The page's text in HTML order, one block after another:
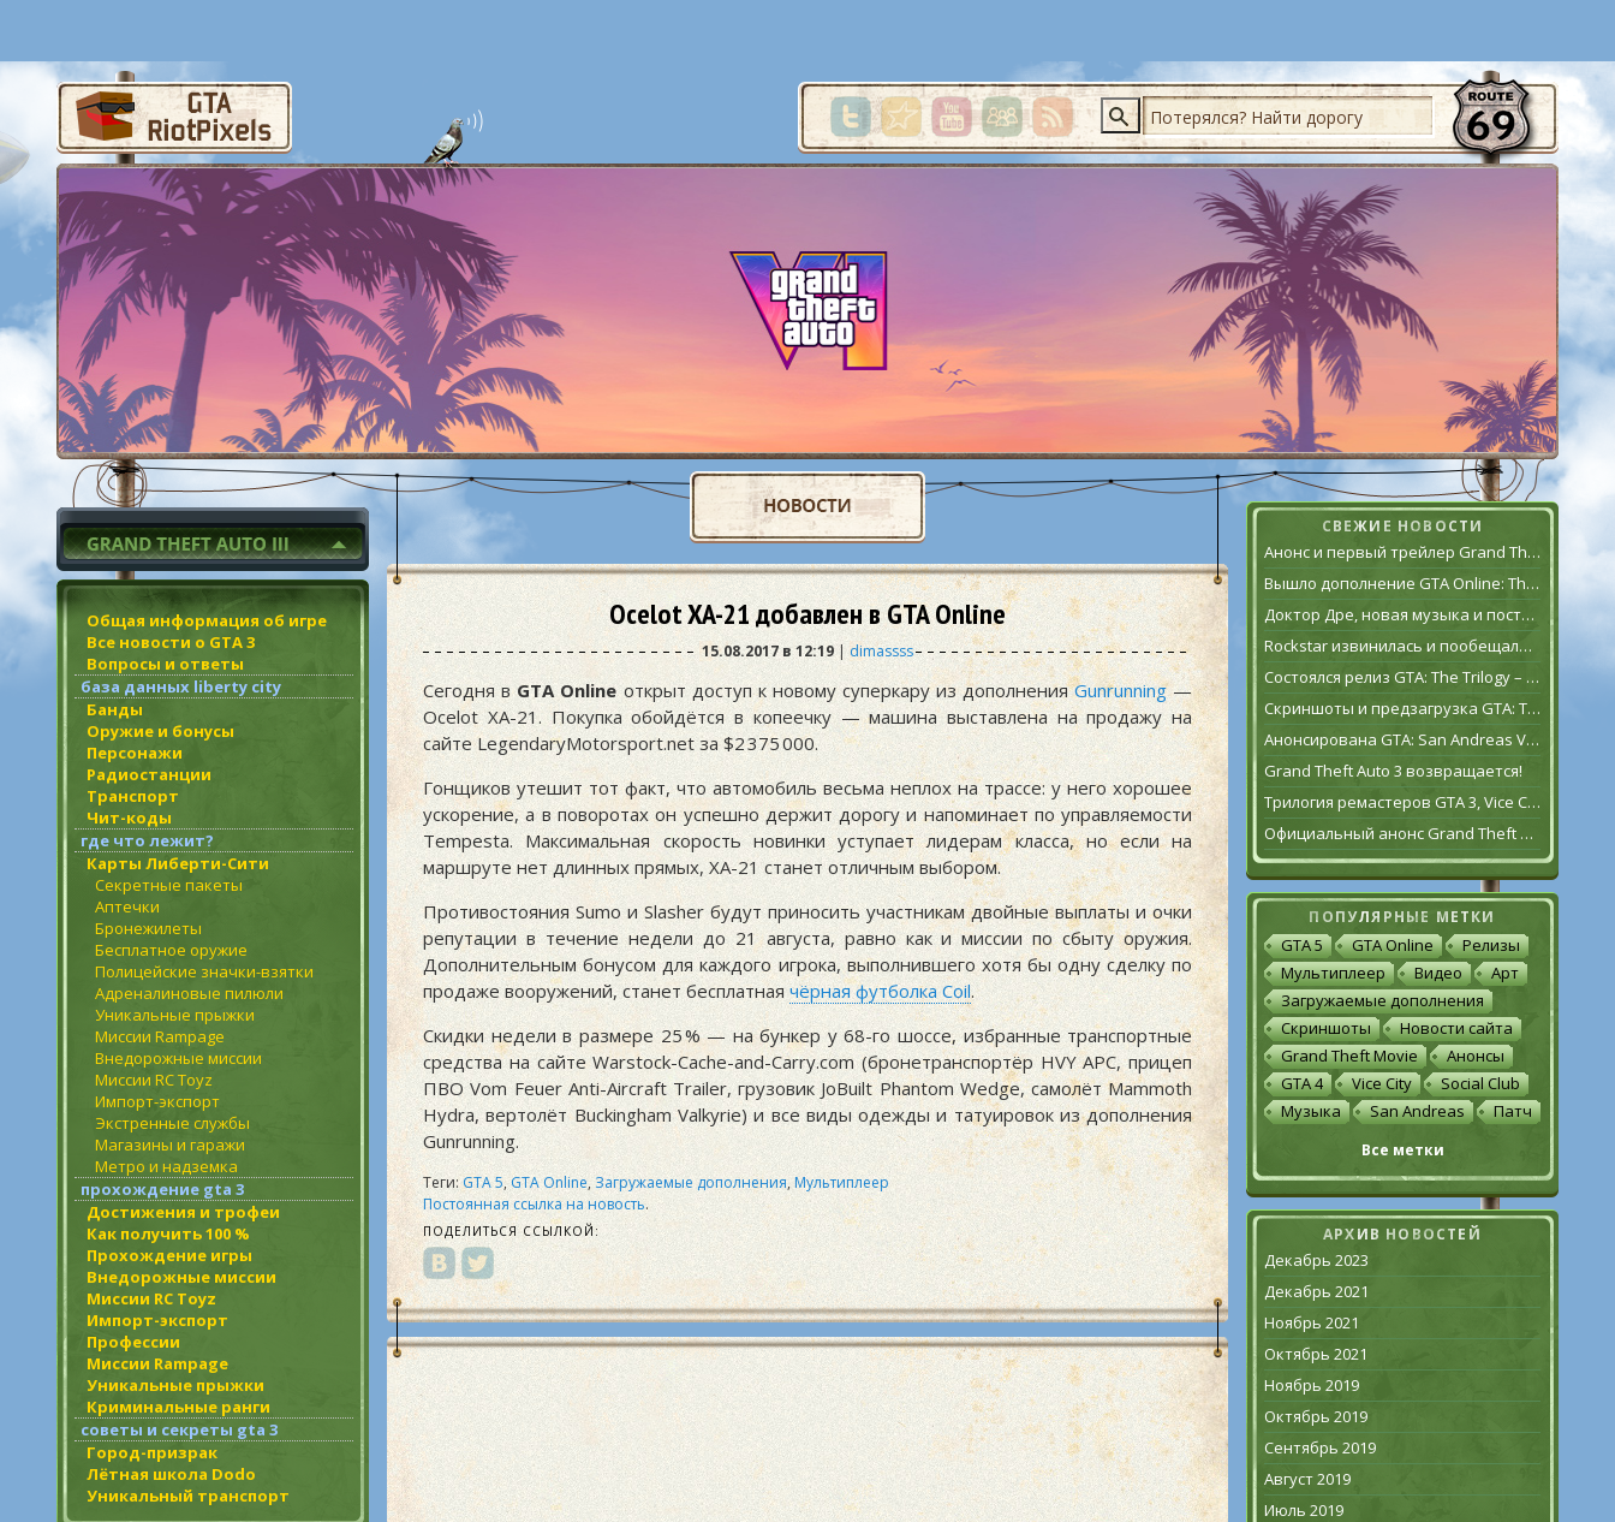
Поиск
Общая информация об игре
Все новости о GTA 3
Вопросы и ответы
база данных liberty city
Банды
Оружие и бонусы
Персонажи
Радиостанции
Транспорт
Чит-коды
где что лежит?
Карты Либерти-Сити
Секретные пакеты
Аптечки
Бронежилеты
Бесплатное оружие
Полицейские значки-взятки
Адреналиновые пилюли
Уникальные прыжки
Миссии Rampage
Внедорожные миссии
Миссии RC Toyz
Импорт-экспорт
Экстренные службы
Магазины и гаражи
Метро и надземка
прохождение gta 3
Достижения и трофеи
Как получить 100 %
Прохождение игры
Внедорожные миссии
Миссии RC Toyz
Импорт-экспорт
Профессии
Миссии Rampage
Уникальные прыжки
Криминальные ранги
советы и секреты gta 3
Город-призрак
Лётная школа Dodo
Уникальный транспорт
Ocelot XA-21 добавлен в GTA Online
15.08.2017 в 12:19| dimassss
Сегодня вGTA Online открыт доступ к новому суперкару из дополненияGunrunning—
Ocelot XA-21. Покупка обойдётся в копеечку — машина выставлена на продажу на
сайте LegendaryMotorsport.net за$2 375 000.
Гонщиков утешит тот факт, что автомобиль весьма неплох на трассе: у него хорошее
ускорение, а в поворотах он успешно держит дорогу и напоминает по управляемости
Tempesta. Максимальная скорость новинки уступает лидерам класса, но если на
маршруте нет длинных прямых, XA-21 станет отличным выбором.
Противостояния Sumo и Slasher будут приносить участникам двойные выплаты и очки
репутации в течение недели до 21 августа, равно как и миссии по сбыту оружия.
Дополнительным бонусом для каждого игрока, выполнившего хотя бы одну сделку по
продаже вооружений, станет бесплатнаячёрная футболка Coil.
Скидки недели в размере 25 % — на бункер у 68-го шоссе, избранные транспортные
средства на сайте Warstock-Cache-and-Carry.com (бронетранспортёр HVY APC, прицеп
ПВО Vom Feuer Anti-Aircraft Trailer, грузовик JoBuilt Phantom Wedge, самолёт Mammoth
Hydra, вертолёт Buckingham Valkyrie) и все виды одежды и татуировок из дополнения
Gunrunning.
Теги:GTA 5,GTA Online, Загружаемые дополнения,Мультиплеер
Постоянная ссылка на новость.
ПОДЕЛИТЬСЯ ССЫЛКОЙ:
СВЕЖИЕ НОВОСТИ
Анонс и первый трейлер Grand Theft Auto VI
Вышло дополнение GTA Online: The Contract
Доктор Дре, новая музыка и постаревший Франклин Клинтон в дополнении GTA Online: The Contract
Rockstar извинилась и пообещала исправить GTA: The Trilogy – The Definitive Edition [обновлено]
Состоялся релиз GTA: The Trilogy – The Definitive Edition
Скриншоты и предзагрузка GTA: The Trilogy – The Definitive Edition
Анонсирована GTA: San Andreas VR для Oculus Quest 2
Grand Theft Auto 3 возвращается!
Трилогия ремастеров GTA 3, Vice City и San Andreas выйдет 11 ноября
Официальный анонс Grand Theft Auto: The Trilogy – The Definitive Edition
ПОПУЛЯРНЫЕ МЕТКИ
GTA 5 GTA Online
Релизы
Мультиплеер
Видео
Арт
Загружаемые дополнения
Скриншоты
Новости сайта
Grand Theft Movie
Анонсы
GTA 4
Vice City
Social Club
Музыка
San Andreas Патч
Все метки
АРХИВ НОВОСТЕЙ
Декабрь 2023
Декабрь 2021
Ноябрь 2021
Октябрь 2021
Ноябрь 2019
Октябрь 2019
Сентябрь 2019
Август 2019
Июль 2019